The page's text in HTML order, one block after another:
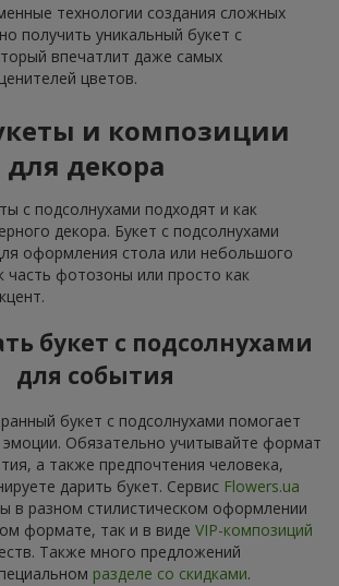
технологии создания сложных
получить уникальный букет с
впечатлит даже самых
цветов.
и композиции
для декора
с подсолнухами подходят и как
декора. Букет с подсолнухами
оформления стола или небольшого
часть фотозоны или просто как
букет с подсолнухами
для события
букет с подсолнухами помогает
Обязательно учитывайте формат
а также предпочтения человека,
дарить букет. Сервис Flowers.ua
в разном стилистическом оформлении
формате, так и в виде VIP-композиций
Также много предложений
разделе со скидками.